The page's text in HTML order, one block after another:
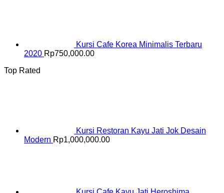
Kursi Cafe Korea Minimalis Terbaru
2020 Rp750,000.00
Top Rated
Kursi Restoran Kayu Jati Jok Desain
Modern Rp1,000,000.00